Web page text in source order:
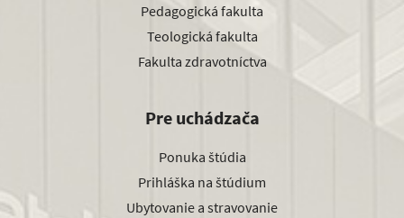
Pedagogická fakulta
Teologická fakulta
Fakulta zdravotníctva
Pre uchádzača
Ponuka štúdia
Prihláška na štúdium
Ubytovanie a stravovanie